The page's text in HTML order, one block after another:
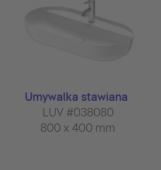
Umywalka stawiana
LUV #038080
800 x 400 mm